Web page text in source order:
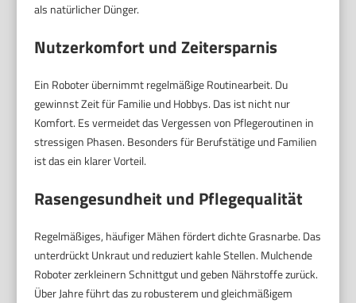
als natürlicher Dünger.
Nutzerkomfort und Zeitersparnis
Ein Roboter übernimmt regelmäßige Routinearbeit. Du
gewinnst Zeit für Familie und Hobbys. Das ist nicht nur
Komfort. Es vermeidet das Vergessen von Pflegeroutinen in
stressigen Phasen. Besonders für Berufstätige und Familien
ist das ein klarer Vorteil.
Rasengesundheit und Pflegequalität
Regelmäßiges, häufiger Mähen fördert dichte Grasnarbe. Das
unterdrückt Unkraut und reduziert kahle Stellen. Mulchende
Roboter zerkleinern Schnittgut und geben Nährstoffe zurück.
Über Jahre führt das zu robusterem und gleichmäßigem